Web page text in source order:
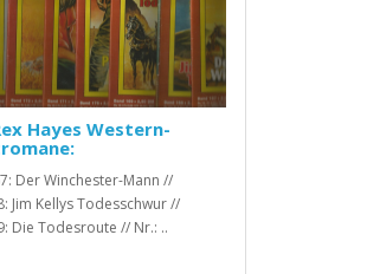
Hayes Western-
Der Winchester-Mann //
Jim Kellys Todesschwur //
Die Todesroute // Nr.: ..